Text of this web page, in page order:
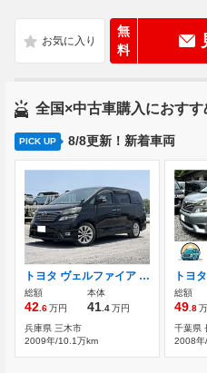
無
料
全国×中古車購入におすす
PICK UP 8/8更新！新着車両
トヨタ ヴェルファイア 2.4 Z
総額
42 .6万円
本体
41 .4万円
兵庫県 三木市
2009年/10.1万km
総額
49 .8
千葉県
2008年